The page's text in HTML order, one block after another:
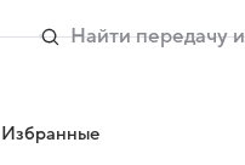
Избранные